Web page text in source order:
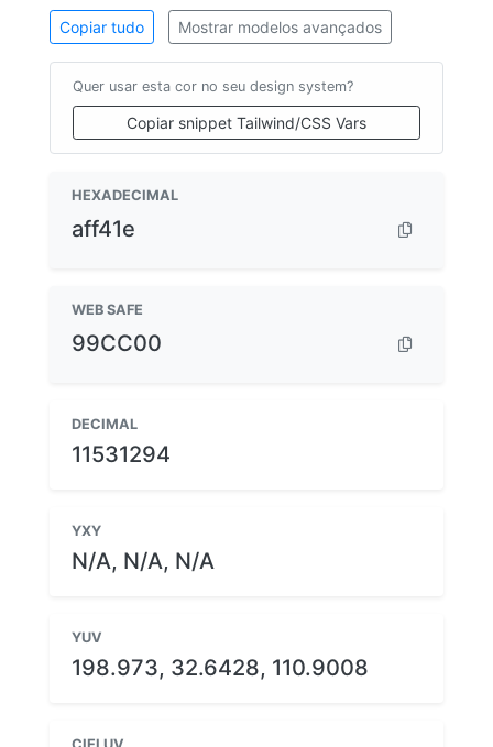
Copiar tudo Mostrar modelos avançados
Quer usar esta cor no seu design system?
Copiar snippet Tailwind/CSS Vars
HEXADECIMAL
aff41e
WEB SAFE
99CC00
DECIMAL
11531294
YXY
N/A, N/A, N/A
YUV
198.973, 32.6428, 110.9008
CIELUV